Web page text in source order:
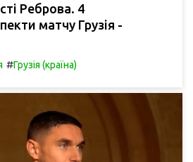
Реброва. 4
матчу Грузія -
#Грузія (країна)